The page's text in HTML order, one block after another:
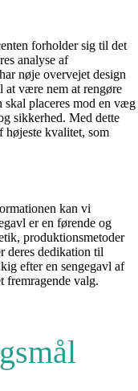
forholder sig til det
analyse af
nøje overvejet design
at være nem at rengøre
placeres mod en væg
sikkerhed. Med dette
højeste kvalitet, som
kan vi
er en førende og
produktionsmetoder
deres dedikation til
efter en sengegavl af
fremragende valg.